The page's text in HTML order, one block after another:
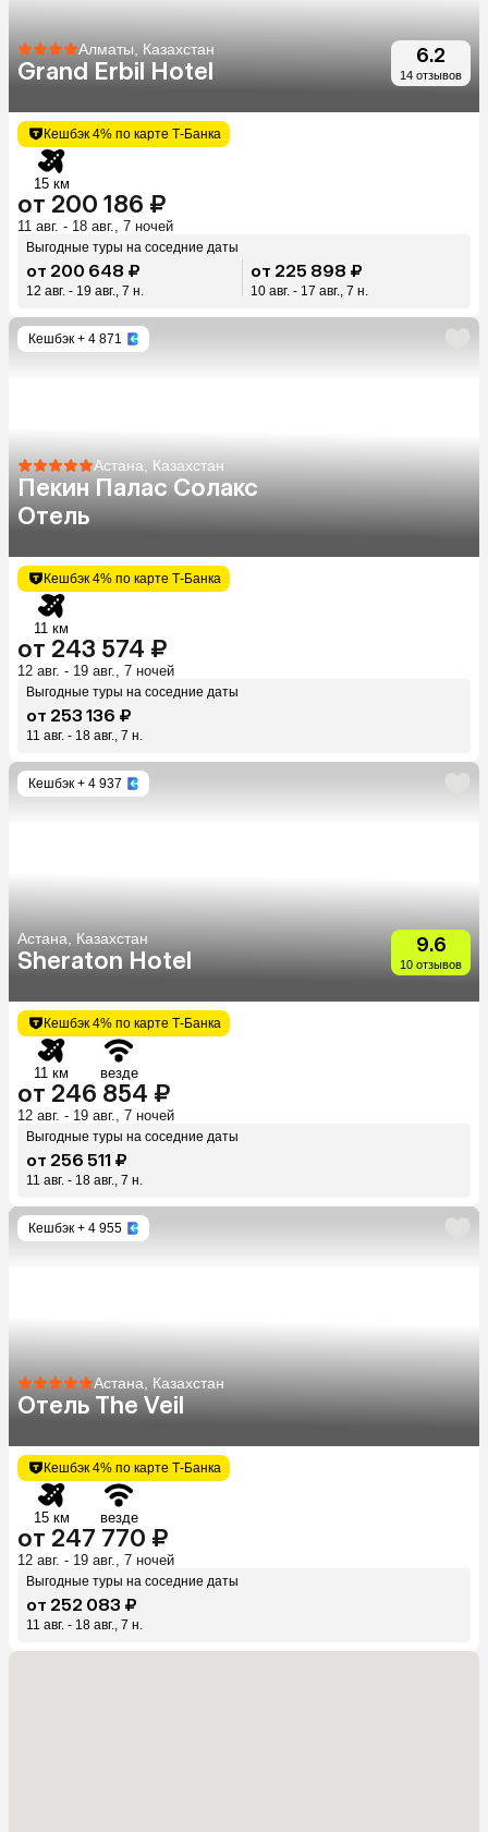
Алматы, Казахстан
Grand Erbil Hotel
6.2
14 отзывов
Кешбэк 4% по карте Т-Банка
15 км
от 200 186 ₽
11 авг. - 18 авг., 7 ночей
Выгодные туры на соседние даты
от 200 648 ₽
12 авг. - 19 авг., 7 н.
от 225 898 ₽
10 авг. - 17 авг., 7 н.
Кешбэк + 4 871
Астана, Казахстан
Пекин Палас Солакс
Отель
Кешбэк 4% по карте Т-Банка
11 км
от 243 574 ₽
12 авг. - 19 авг., 7 ночей
Выгодные туры на соседние даты
от 253 136 ₽
11 авг. - 18 авг., 7 н.
Кешбэк + 4 937
Астана, Казахстан
Sheraton Hotel
9.6
10 отзывов
Кешбэк 4% по карте Т-Банка
11 км везде
от 246 854 ₽
12 авг. - 19 авг., 7 ночей
Выгодные туры на соседние даты
от 256 511 ₽
11 авг. - 18 авг., 7 н.
Кешбэк + 4 955
Астана, Казахстан
Отель The Veil
Кешбэк 4% по карте Т-Банка
15 км везде
от 247 770 ₽
12 авг. - 19 авг., 7 ночей
Выгодные туры на соседние даты
от 252 083 ₽
11 авг. - 18 авг., 7 н.